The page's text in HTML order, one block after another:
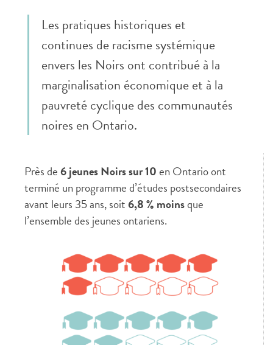
Les pratiques historiques et
continues de racisme systémique
envers les Noirs ont contribué à la
marginalisation économique et à la
pauvreté cyclique des communautés
noires en Ontario.
Près de6 jeunes Noirs sur 10en Ontario ont
terminé un programme d’études postsecondaires
avant leurs 35 ans, soit6,8 % moinsque
l’ensemble des jeunes ontariens.